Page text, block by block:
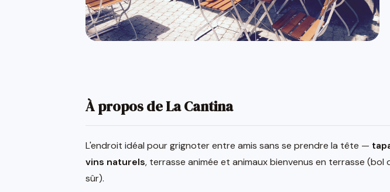
À propos de La Cantina
L'endroit idéal pour grignoter entre amis sans se prendre la tête —
vins naturels, terrasse animée et animaux bienvenus en terrasse (bol
sûr).